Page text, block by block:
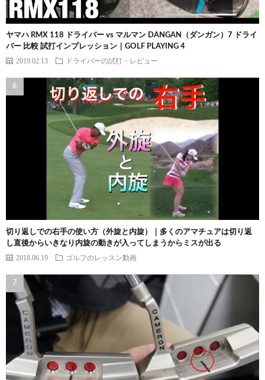
ヤマハ RMX 118 ドライバー vs マルマン DANGAN（ダンガン）7 ドライ
バー 比較 試打インプレッション｜GOLF PLAYING 4
2019.02.13 ドライバーの試打・レビュー
切り返しでの右手の使い方（外旋と内旋）｜多くのアマチュアは切り返
し直後からいきなり内旋の動きが入ってしまうからミスが出る
2018.06.19 ゴルフのレッスン動画